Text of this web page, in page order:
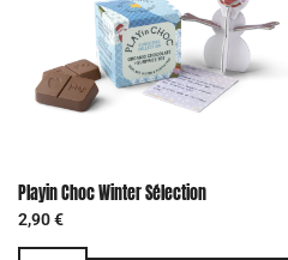
Playin Choc Winter Sélection
2,90€